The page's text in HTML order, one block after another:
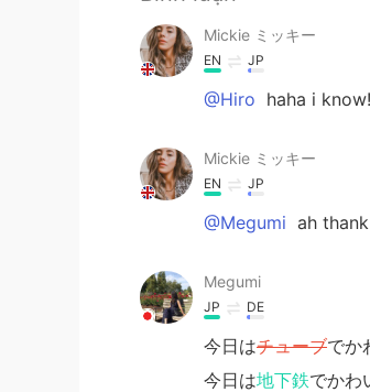
Mickie ミッキー
EN JP
@Hiro haha i
Mickie ミッキー
EN JP
@Megumi ah
Megumi
JP DE
今日はチューブでか
今日は地下鉄でかわ